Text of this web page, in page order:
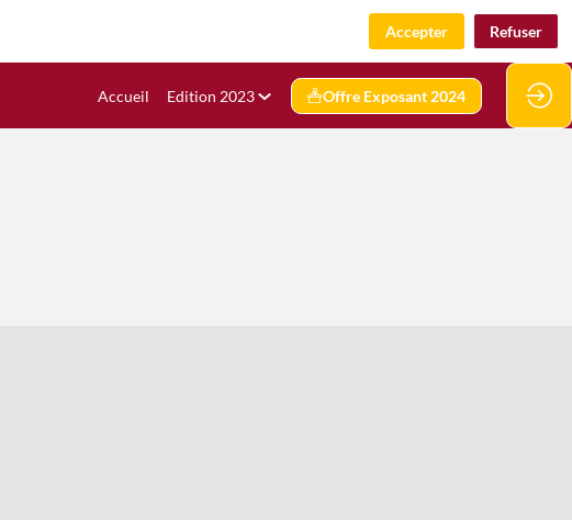
Accueil Edition 2023 Offre Exposant 2024
Accepter Refuser